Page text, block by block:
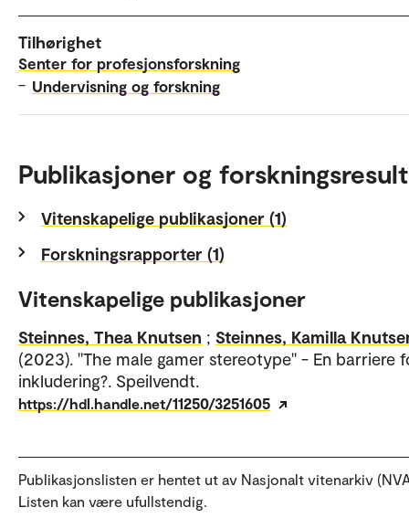
Tilhørighet
Senter for profesjonsforskning
– Undervisning og forskning
Publikasjoner og
Vitenskapelige publikasjoner (1)
Forskningsrapporter (1)
Vitenskapelige publikasjoner
Steinnes, Thea Knutsen ; Steinnes, Kamilla
(2023). "The male gamer stereotype" - En barriere
inkludering?. Speilvendt.
https://hdl.handle.net/11250/3251605
Publikasjonslisten er hentet ut av Nasjonalt vitenarkiv
Listen kan være ufullstendig.